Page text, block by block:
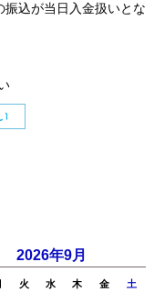
込が当日入金扱いとな
2026年9月
火 水 木 金 土